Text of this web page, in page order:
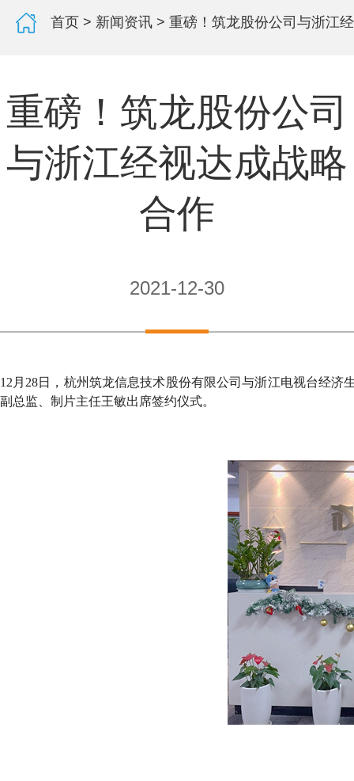
首页 > 新闻资讯 > 重磅！筑龙股份公司与浙江
重磅！筑龙股份公司
与浙江经视达成战略
合作
2021-12-30
12月28日，杭州筑龙信息技术股份有限公司与浙江电视台经
副总监、制片主任王敏出席签约仪式。